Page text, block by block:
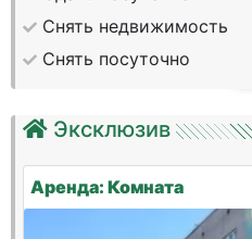
Снять недвижимость
Снять посуточно
Эксклюзив
Аренда: Комната